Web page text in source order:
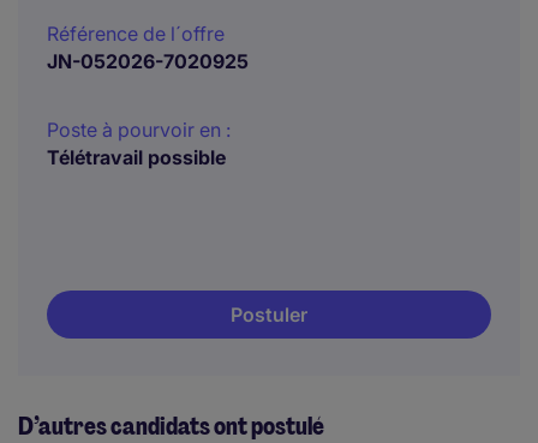
Référence de l´offre
JN-052026-7020925
Poste à pourvoir en :
Télétravail possible
Postuler
D’autres candidats ont postulé